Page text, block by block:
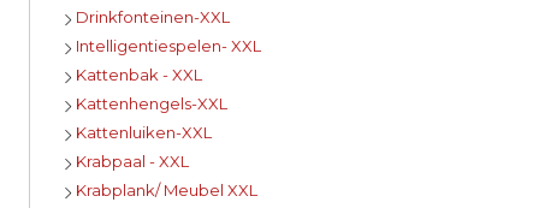
Drinkfonteinen-XXL
Intelligentiespelen- XXL
Kattenbak - XXL
Kattenhengels-XXL
Kattenluiken-XXL
Krabpaal - XXL
Krabplank/ Meubel XXL